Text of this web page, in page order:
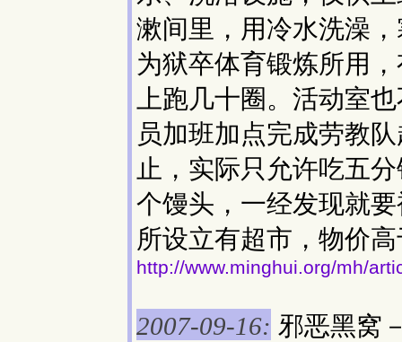
漱间里，用冷水洗澡
为狱卒体育锻炼所用
上跑几十圈。活动室
员加班加点完成劳教
止，实际只允许吃五
个馒头，一经发现就
所设立有超市，物价
http://www.minghui.org/mh/
2007-09-16: 邪恶黑窝